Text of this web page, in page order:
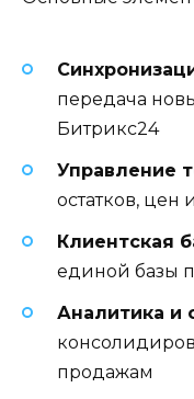
передача
Битрикс24
Управление
остатков, цен
Клиентская
единой базы
Аналитика и
продажам